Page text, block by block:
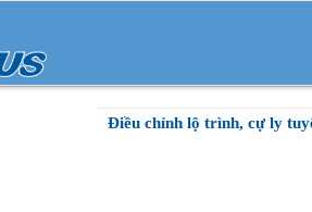
Điều chỉnh lộ trình, cự ly